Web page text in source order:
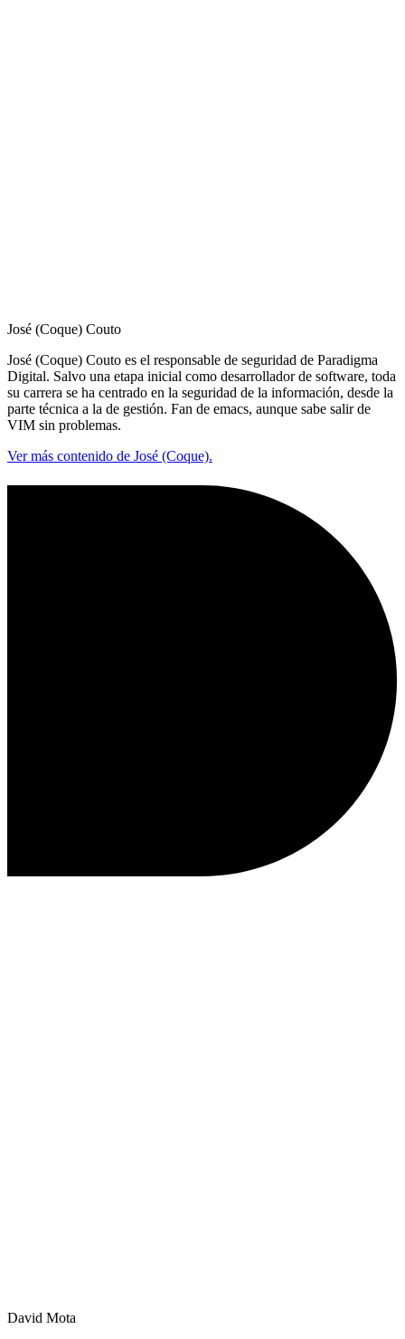
José (Coque) Couto
José (Coque) Couto es el responsable de seguridad de Paradigma
Digital. Salvo una etapa inicial como desarrollador de software, toda
su carrera se ha centrado en la seguridad de la información, desde la
parte técnica a la de gestión. Fan de emacs, aunque sabe salir de
VIM sin problemas.
Ver más contenido de José (Coque).
David Mota